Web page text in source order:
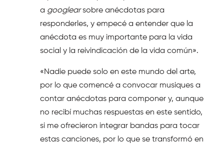
a googlearsobre anécdotas para
responderles, y empecé a entender que la
anécdota es muy importante para la vida
social y la reivindicación de la vida común».
«Nadie puede solo en este mundo del arte,
por lo que comencé a convocar musiques a
contar anécdotas para componer y, aunque
no recibí muchas respuestas en este sentido,
si me ofrecieron integrar bandas para tocar
estas canciones, por lo que se transformó en